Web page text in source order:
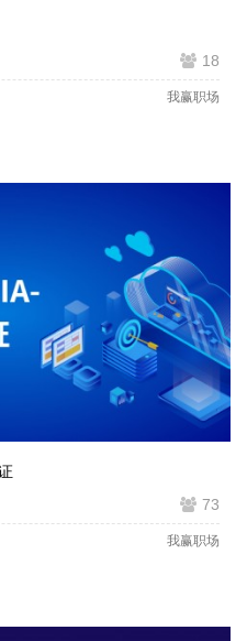
18
我赢职场
73
我赢职场